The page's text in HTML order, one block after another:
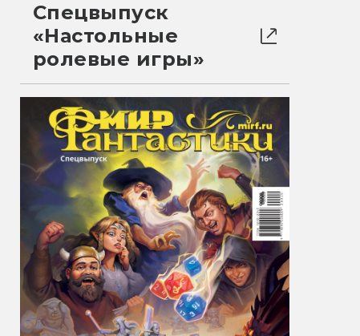
Спецвыпуск
«Настольные
ролевые игры»